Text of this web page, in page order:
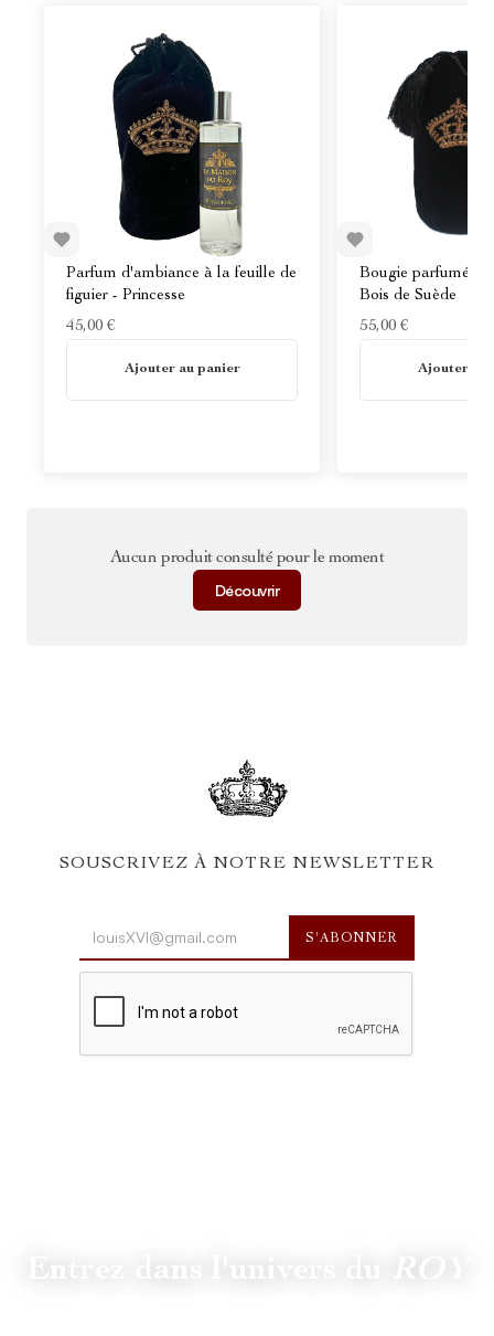
Parfum d'ambiance à la feuille de
figuier - Princesse
45,00 €
Ajouter au panier
Bougie parfumée
Bois de Suède
55,00 €
Ajouter au
Aucun produit consulté pour le moment
Découvrir
SOUSCRIVEZ À NOTRE NEWSLETTER
ROY